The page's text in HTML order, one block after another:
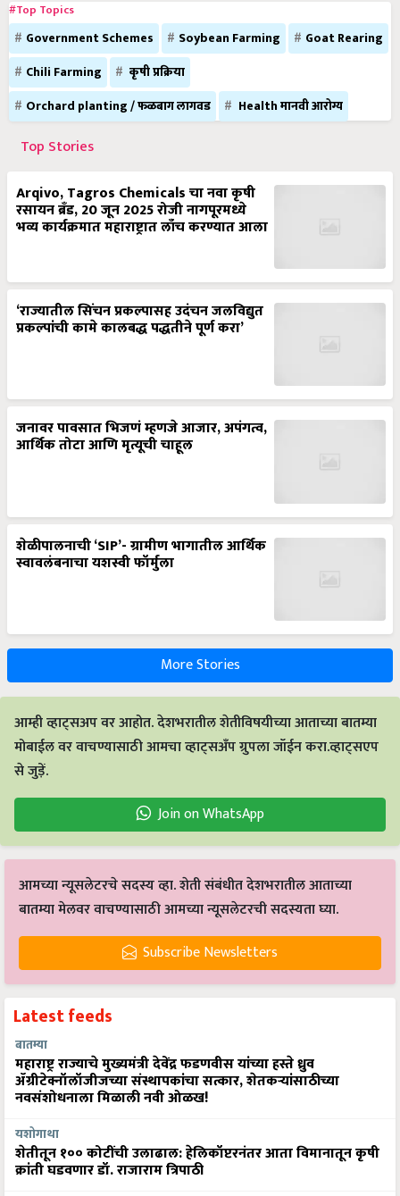
#Top Topics
Government Schemes Soybean Farming
Goat Rearing
Chili Farming
कृषी प्रक्रिया
Orchard planting / फळबाग लागवड
Health मानवी आरोग्य
Top Stories
Arqivo, Tagros Chemicals चा नवा कृषी
रसायन ब्रँड, 20 जून 2025 रोजी नागपूरमध्ये
भव्य कार्यक्रमात महाराष्ट्रात लाँच करण्यात आला
‘राज्यातील सिंचन प्रकल्पासह उदंचन जलविद्युत
प्रकल्पांची कामे कालबद्ध पद्धतीने पूर्ण करा’
जनावर पावसात भिजणं म्हणजे आजार, अपंगत्व,
आर्थिक तोटा आणि मृत्यूची चाहूल
शेळीपालनाची ‘SIP’- ग्रामीण भागातील आर्थिक
स्वावलंबनाचा यशस्वी फॉर्मुला
More Stories
आम्ही व्हाट्सअप वर आहोत. देशभरातील शेतीविषयीच्या आताच्या बातम्या
मोबाईल वर वाचण्यासाठी आमचा व्हाट्सअँप ग्रुपला जॉईन करा.व्हाट्सएप
से जुड़ें.
Join on WhatsApp
आमच्या न्यूसलेटरचे सदस्य व्हा. शेती संबंधीत देशभरातील आताच्या
बातम्या मेलवर वाचण्यासाठी आमच्या न्यूसलेटरची सदस्यता घ्या.
Subscribe Newsletters
Latest feeds
बातम्या
महाराष्ट्र राज्याचे मुख्यमंत्री देवेंद्र फडणवीस यांच्या हस्ते ध्रुव
ॲग्रीटेक्नॉलॉजीजच्या संस्थापकांचा सत्कार, शेतकऱ्यांसाठीच्या
नवसंशोधनाला मिळाली नवी ओळख!
यशोगाथा
शेतीतून १०० कोटींची उलाढाल: हेलिकॉप्टरनंतर आता विमानातून कृषी
क्रांती घडवणार डॉ. राजाराम त्रिपाठी